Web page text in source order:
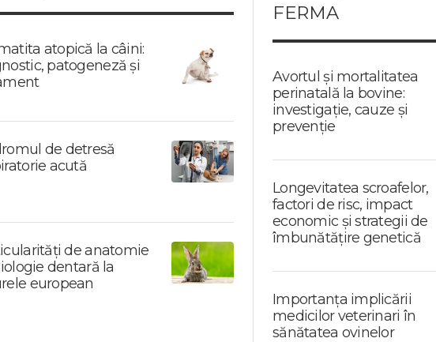
atopică la câini:
patogeneză și
de detresă
acută
de anatomie
dentară la
european
FERMA
Avortul și mortalitatea
perinatală la bovine:
investigație, cauze și
prevenție
Longevitatea scroafelor,
factori de risc, impact
economic și strategii de
îmbunătățire genetică
Importanța implicării
medicilor veterinari în
sănătatea ovinelor